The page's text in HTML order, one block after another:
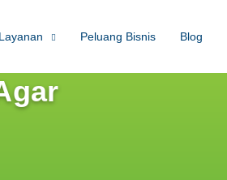
Layanan Peluang Bisnis Blog